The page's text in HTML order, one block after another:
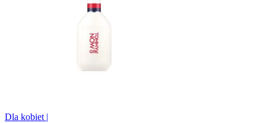
Dla kobiet